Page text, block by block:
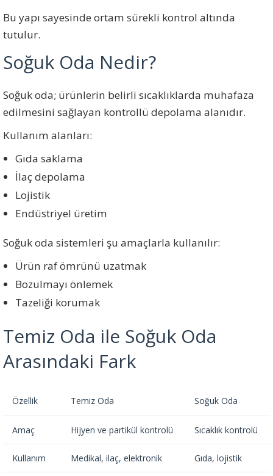
Bu yapı sayesinde ortam sürekli kontrol altında
tutulur.
Soğuk Oda Nedir?
Soğuk oda; ürünlerin belirli sıcaklıklarda muhafaza
edilmesini sağlayan kontrollü depolama alanıdır.
Kullanım alanları:
Gıda saklama
İlaç depolama
Lojistik
Endüstriyel üretim
Soğuk oda sistemleri şu amaçlarla kullanılır:
Ürün raf ömrünü uzatmak
Bozulmayı önlemek
Tazeliği korumak
Temiz Oda ile Soğuk Oda
Arasındaki Fark
Özellik Temiz Oda Soğuk Oda
Amaç Hijyen ve partikül kontrolü Sıcaklık kontrolü
Kullanım Medikal, ilaç, elektronik Gıda, lojistik